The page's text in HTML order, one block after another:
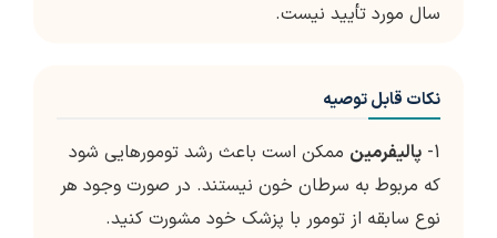
سال مورد تأیید نیست.
نکات قابل توصیه
1- پالیفرمین ممکن است باعث رشد تومورهایی شود
که مربوط به سرطان خون نیستند. در صورت وجود هر
نوع سابقه از تومور با پزشک خود مشورت کنید.